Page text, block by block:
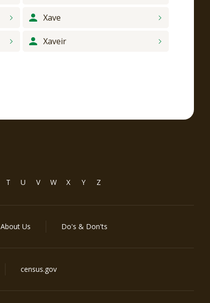
Xave
Xaveir
T U V W X Y Z
About Us Do's & Don'ts
census.gov